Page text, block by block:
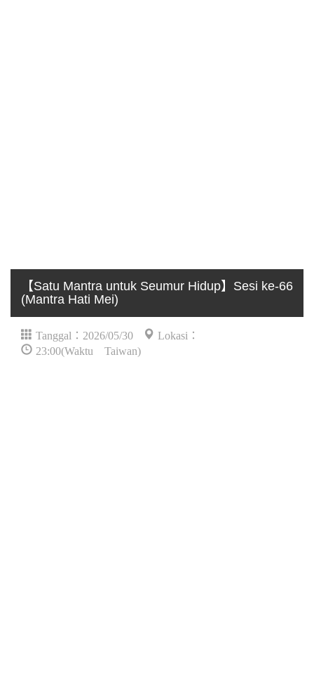
【Satu Mantra untuk Seumur Hidup】Sesi ke-66
(Mantra Hati Mei)
Tanggal：2026/05/30
Lokasi：
23:00(Waktu Taiwan)